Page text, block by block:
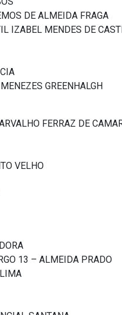
DE ALMEIDA FRAGA
IZABEL MENDES DE
GREENHALGH
FERRAZ DE
VELHO
13 – ALMEIDA PRADO